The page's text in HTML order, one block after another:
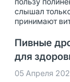
слышал
принимают
Пивные
для
05 Апреля